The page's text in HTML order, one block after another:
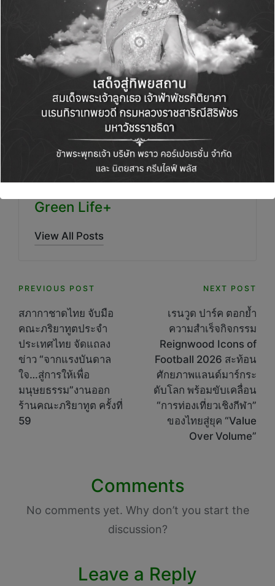
​ #ไทยฮอนด้าเพื่อสังคมไทย #รถจักรยานยนต์
ฮอนด้า #มอเตอร์ไซค์ฮอนด้า
#HondaMotorcycle #ThaiHonda #ไทยฮอนด้า
#HowWeMoveYou
Green Life+
View All Posts
Post
navigation
PREVIOUS POST
สภากาชาดไทย จับมือ
คณะภริยาทูตประจำ
ประเทศไทย จัดแถลง
ข่าว “จากแรงบันดาล
ใจ…สู่การให้เพื่อ
มนุษยธรรม”งานออก
ร้านคณะภริยาทูต ครั้งที่
59
NEXT POST
เรนวูด ปาร์ค ตอกย้ำ
ความสำเร็จกิจกรรม
Reignwood Icons of
Football 2026 สะท้อน
ศักยภาพแลนด์มาร์กระ
ดับโลก พร้อมขับเคลื่อน
“การท่องเที่ยวเชิงกีฬา”
ของไทยสู่ยุค “Value
Over Volume”
Comments
No comments yet. Why don’t you start the
discussion?
Leave a Reply